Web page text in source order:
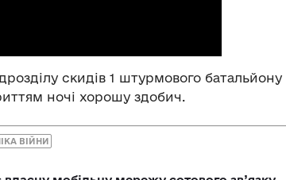
скидів 1 штурмового батальйону
ночі хорошу здобич.
ВІЙНИ